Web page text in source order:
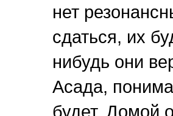
нет
сдаться, их
нибудь они
Асада,
будет. Домой